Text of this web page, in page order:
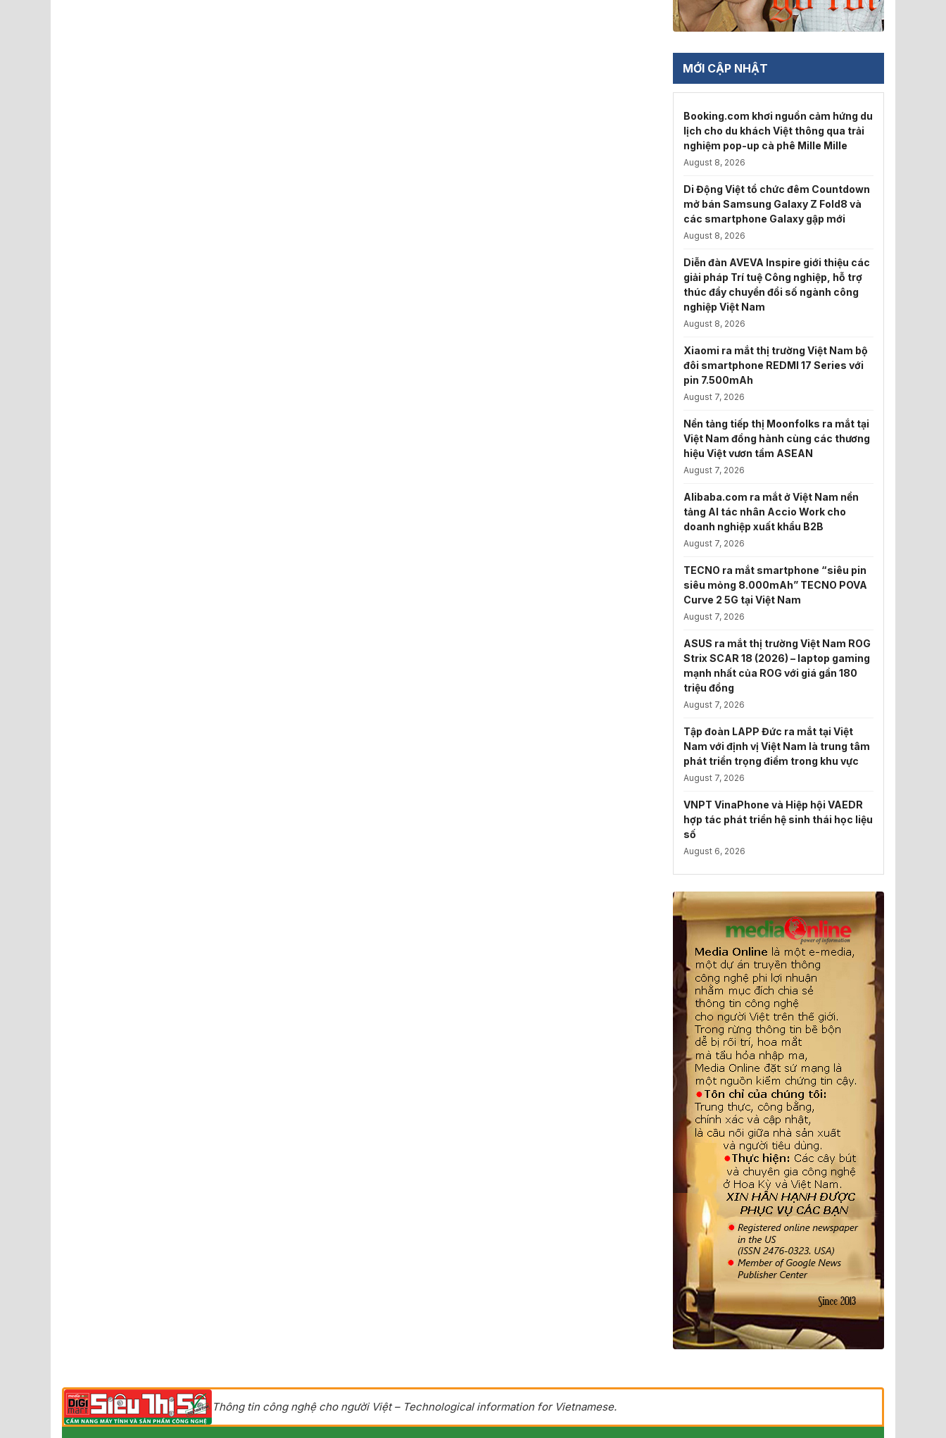
MỚI CẬP NHẬT
Booking.com khơi nguồn cảm hứng du
lịch cho du khách Việt thông qua trải
nghiệm pop-up cà phê Mille Mille
August 8, 2026
Di Động Việt tổ chức đêm Countdown
mở bán Samsung Galaxy Z Fold8 và
các smartphone Galaxy gập mới
August 8, 2026
Diễn đàn AVEVA Inspire giới thiệu các
giải pháp Trí tuệ Công nghiệp, hỗ trợ
thúc đẩy chuyển đổi số ngành công
nghiệp Việt Nam
August 8, 2026
Xiaomi ra mắt thị trường Việt Nam bộ
đôi smartphone REDMI 17 Series với
pin 7.500mAh
August 7, 2026
Nền tảng tiếp thị Moonfolks ra mắt tại
Việt Nam đồng hành cùng các thương
hiệu Việt vươn tầm ASEAN
August 7, 2026
Alibaba.com ra mắt ở Việt Nam nền
tảng AI tác nhân Accio Work cho
doanh nghiệp xuất khẩu B2B
August 7, 2026
TECNO ra mắt smartphone “siêu pin
siêu mỏng 8.000mAh” TECNO POVA
Curve 2 5G tại Việt Nam
August 7, 2026
ASUS ra mắt thị trường Việt Nam ROG
Strix SCAR 18 (2026) – laptop gaming
mạnh nhất của ROG với giá gần 180
triệu đồng
August 7, 2026
Tập đoàn LAPP Đức ra mắt tại Việt
Nam với định vị Việt Nam là trung tâm
phát triển trọng điểm trong khu vực
August 7, 2026
VNPT VinaPhone và Hiệp hội VAEDR
hợp tác phát triển hệ sinh thái học liệu
số
August 6, 2026
Thông tin công nghệ cho người Việt – Technological information for Vietnamese.